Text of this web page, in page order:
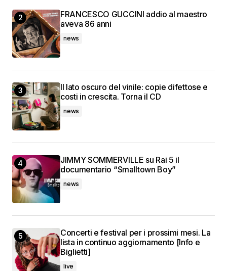
FRANCESCO GUCCINI addio al maestro
aveva 86 anni
news
Il lato oscuro del vinile: copie difettose e
costi in crescita. Torna il CD
news
JIMMY SOMMERVILLE su Rai 5 il
documentario “Smalltown Boy”
news
Concerti e festival per i prossimi mesi. La
lista in continuo aggiornamento [Info e
Biglietti]
live